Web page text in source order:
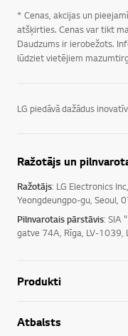
* Cenas, akcijas un
atšķirties. Cenas var tikt
Daudzums ir ierobežots.
lūdziet vietējiem
LG piedāvā dažādus
Ražotājs un
Ražotājs: LG Electronics
Yeongdeungpo-gu, Seoul,
Pilnvarotais pārstāvis: SIA
gatve 74A, Rīga, LV-1039,
Produkti
Atbalsts